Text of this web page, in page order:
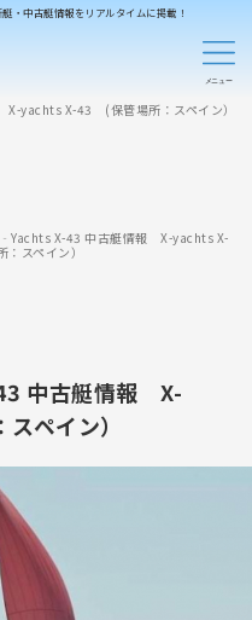
・中古艇情報をリアルタイムに掲載！
yachts X-43 (保管場所：スペイン）
X-43 中古艇情報 X-yachts X-
スペイン）
中古艇情報 X-
ペイン）